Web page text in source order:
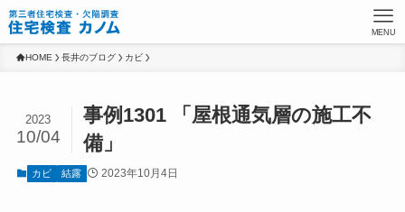
MENU
HOME 長井のブログ カビ
事例1301 「屋根通気層の施工不
備」
2023
10/04
カビ 結露 2023年10月4日